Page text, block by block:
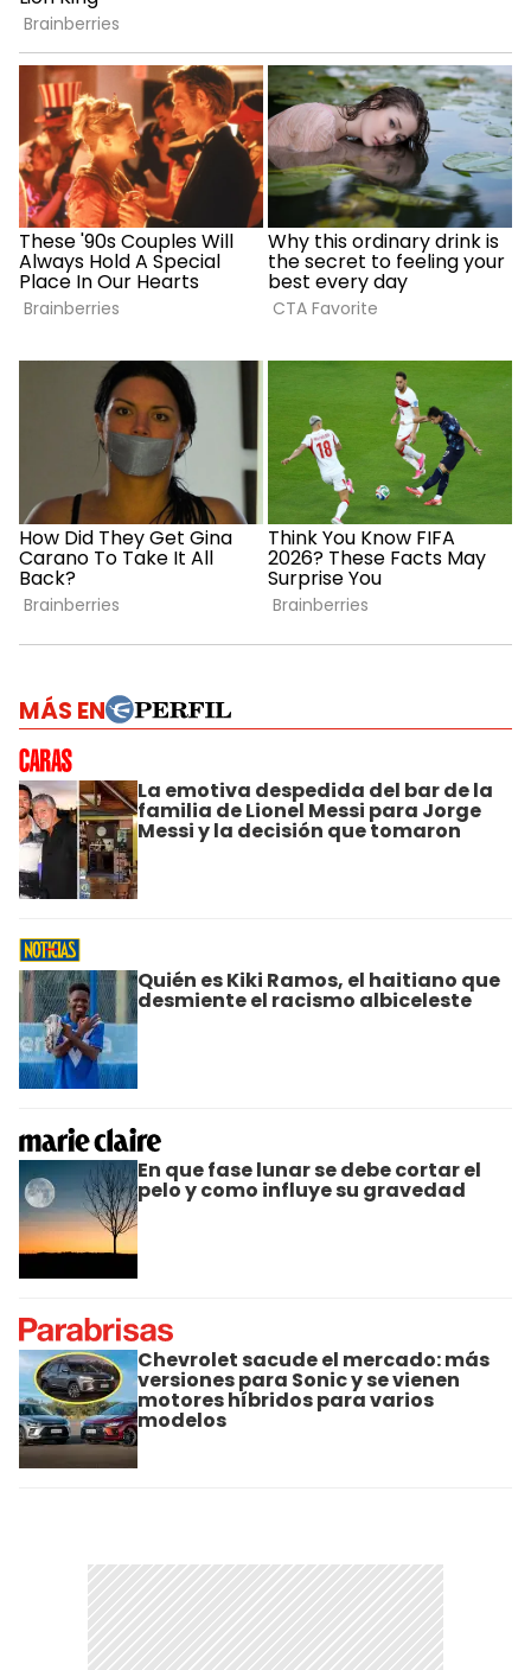
MÁS EN
La emotiva despedida del bar de la
familia de Lionel Messi para Jorge
Messi y la decisión que tomaron
Quién es Kiki Ramos, el haitiano que
desmiente el racismo albiceleste
En que fase lunar se debe cortar el
pelo y como influye su gravedad
Chevrolet sacude el mercado: más
versiones para Sonic y se vienen
motores híbridos para varios
modelos